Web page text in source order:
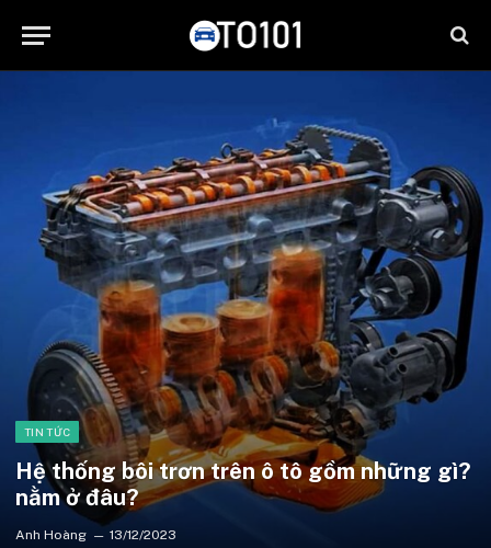
TIN TỨC
Hệ thống bôi trơn trên ô tô gồm những gì?
nằm ở đâu?
Anh Hoàng 13/12/2023